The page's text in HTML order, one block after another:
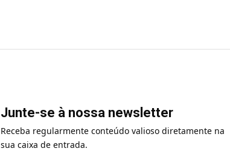
Junte-se à nossa newsletter
Receba regularmente conteúdo valioso diretamente na
sua caixa de entrada.